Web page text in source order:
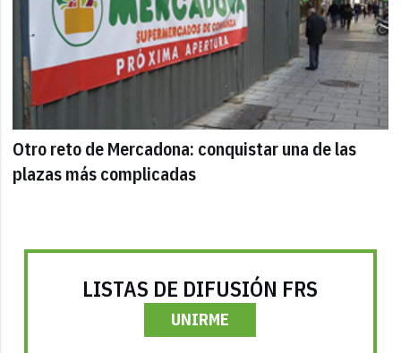
Otro reto de Mercadona: conquistar una de las
plazas más complicadas
LISTAS DE DIFUSIÓN FRS
UNIRME